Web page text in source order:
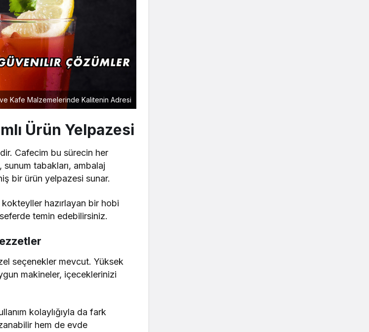
Kafe Malzemelerinde Kalitenin Adresi
Ürün Yelpazesi
Cafecim bu sürecin her
sunum tabakları, ambalaj
bir ürün yelpazesi sunar.
hazırlayan bir hobi
temin edebilirsiniz.
seçenekler mevcut. Yüksek
makineler, içeceklerinizi
kolaylığıyla da fark
hem de evde